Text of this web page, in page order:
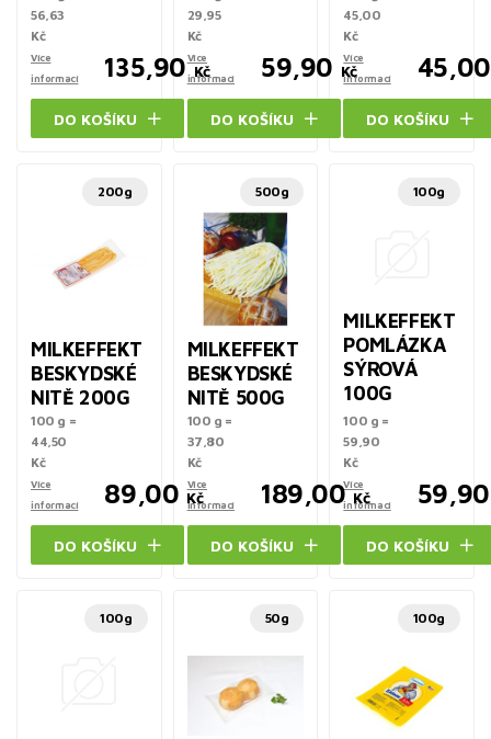
56,63
Kč
Více
informací
135,90 Kč
DO KOŠÍKU
29,95
Kč
Více
informací
59,90 Kč
DO KOŠÍKU
45,00
Kč
Více
informací
45,00
DO KOŠÍKU
200g
MILKEFFEKT
BESKYDSKÉ
NITĚ 200G
100 g =
44,50
Kč
Více
informací
89,00 Kč
DO KOŠÍKU
500g
MILKEFFEKT
BESKYDSKÉ
NITĚ 500G
100 g =
37,80
Kč
Více
informací
189,00 Kč
DO KOŠÍKU
100g
MILKEFFEKT
POMLÁZKA
SÝROVÁ
100G
100 g =
59,90
Kč
Více
informací
59,90
DO KOŠÍKU
100g 50g 100g